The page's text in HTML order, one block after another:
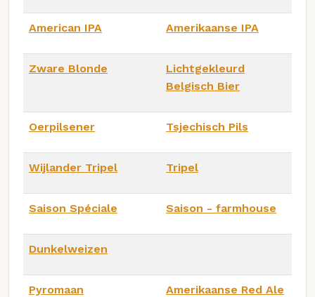
American IPA Amerikaanse IPA
Zware Blonde
Lichtgekleurd
Belgisch Bier
Oerpilsener Tsjechisch Pils
Wijlander Tripel Tripel
Saison Spéciale Saison - farmhouse
Dunkelweizen
Pyromaan Amerikaanse Red Ale